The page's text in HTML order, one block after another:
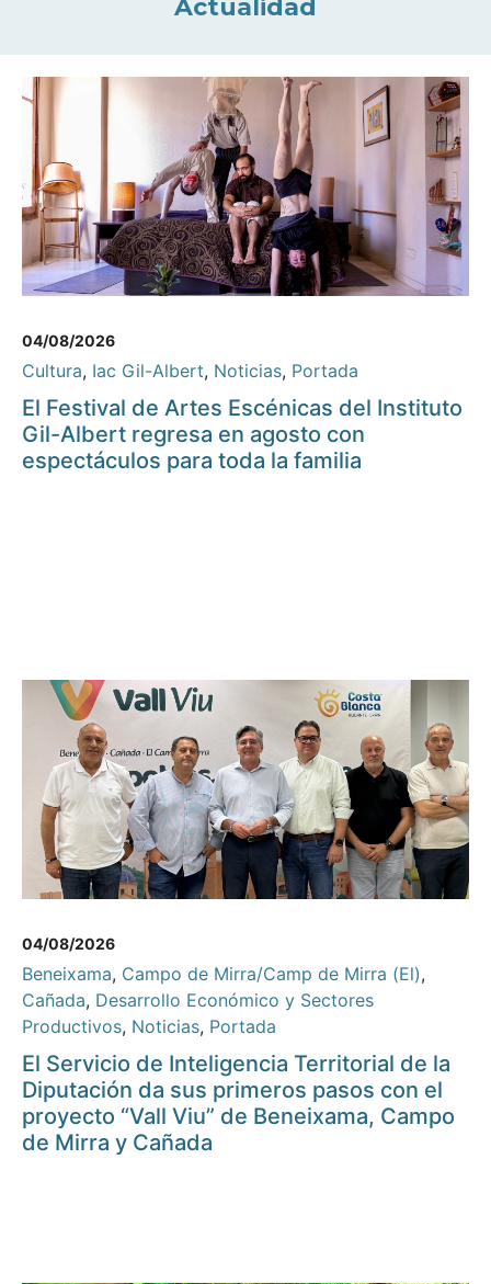
Actualidad
04/08/2026
Cultura, Iac Gil-Albert, Noticias, Portada
El Festival de Artes Escénicas del Instituto
Gil-Albert regresa en agosto con
espectáculos para toda la familia
04/08/2026
Beneixama, Campo de Mirra/Camp de Mirra (El),
Cañada, Desarrollo Económico y Sectores
Productivos, Noticias, Portada
El Servicio de Inteligencia Territorial de la
Diputación da sus primeros pasos con el
proyecto “Vall Viu” de Beneixama, Campo
de Mirra y Cañada